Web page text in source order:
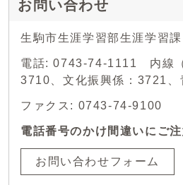
お問い合わせ
生駒市生涯学習部生涯学習課
電話: 0743-74-1111 内線（
3710、文化振興係：3721、
ファクス: 0743-74-9100
電話番号のかけ間違いにご注
お問い合わせフォーム